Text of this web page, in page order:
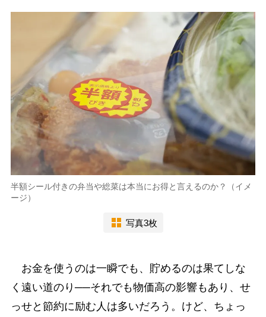
半額シール付きの弁当や総菜は本当にお得と言えるのか？（イメ
ージ）
写真3枚
お金を使うのは一瞬でも、貯めるのは果てしな
く遠い道のり──それでも物価高の影響もあり、せ
っせと節約に励む人は多いだろう。けど、ちょっ